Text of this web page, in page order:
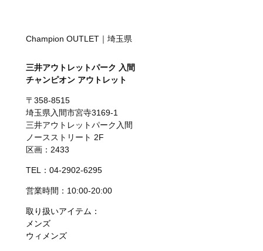
Champion OUTLET｜埼玉県
三井アウトレットパーク 入間
チャンピオン アウトレット
〒358-8515
埼玉県入間市宮寺3169-1
三井アウトレットパーク入間
ノースストリート 2F
区画：2433
TEL：04-2902-6295
営業時間：10:00-20:00
取り扱いアイテム：
メンズ
ウィメンズ